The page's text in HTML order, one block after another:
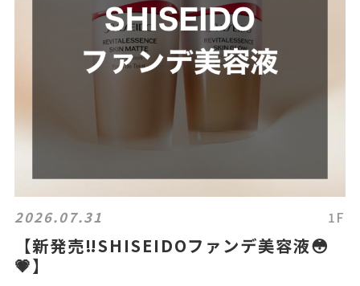
2026.07.31 1F
【新発売‼️SHISEIDOファンデ美容液😳
💗】